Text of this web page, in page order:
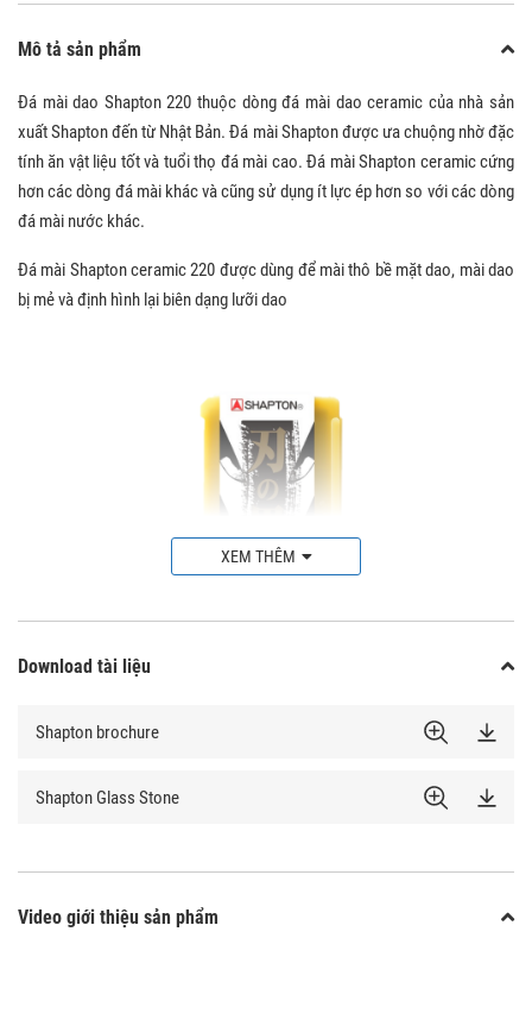
Mô tả sản phẩm
Đá mài dao Shapton 220 thuộc dòng đá mài dao ceramic của nhà sản
xuất Shapton đến từ Nhật Bản. Đá mài Shapton được ưa chuộng nhờ đặc
tính ăn vật liệu tốt và tuổi thọ đá mài cao. Đá mài Shapton ceramic cứng
hơn các dòng đá mài khác và cũng sử dụng ít lực ép hơn so với các dòng
đá mài nước khác.
Đá mài Shapton ceramic 220 được dùng để mài thô bề mặt dao, mài dao
bị mẻ và định hình lại biên dạng lưỡi dao
XEM THÊM
Download tài liệu
Shapton brochure
Shapton Glass Stone
Video giới thiệu sản phẩm